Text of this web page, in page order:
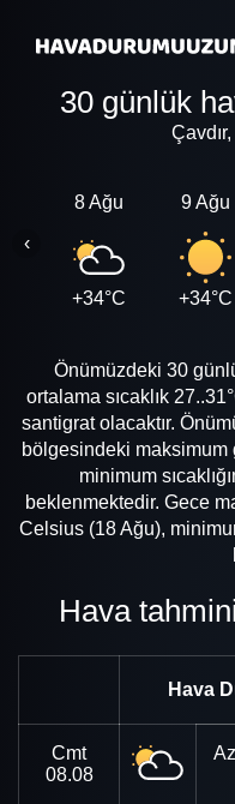
30 günlük
8 Ağu
+34°C
9 Ağu
+34°C
‹
Önümüzdeki 30
ortalama sıcaklık
santigrat olacaktır.
bölgesindeki maksimum
minimum
beklenmektedir. Gece
Celsius (18 Ağu),
Hava
Hava
Cmt
08.08